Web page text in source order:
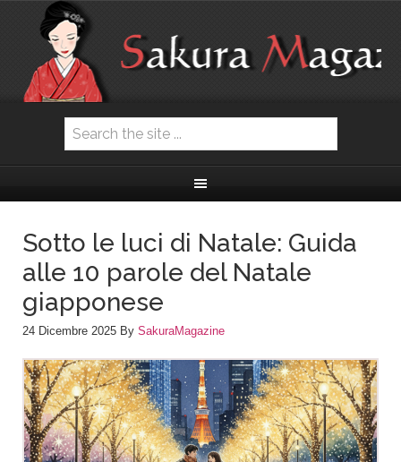
Sotto le luci di Natale: Guida
alle 10 parole del Natale
giapponese
24 Dicembre 2025 By SakuraMagazine